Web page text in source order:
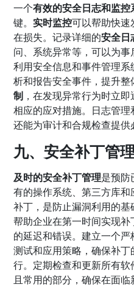
一个有效的安全日志和监控
键。实时监控可以帮助快
在损失。记录详细的安全日
问、系统异常等，可以为
利用安全信息和事件管理
析和报告安全事件，提升
制 ，在发现异常行为时立
相应的应对措施。日志管理
还能为审计和合规检查提供
九、安全补丁管理
及时的安全补丁管理是预防
有的操作系统、第三方库
补丁，是防止漏洞利用的基
帮助企业在第一时间实现
的延迟和错误。建立一个严
测试和应用策略，确保补
行。定期检查和更新所有
且常用的部分，确保在面临